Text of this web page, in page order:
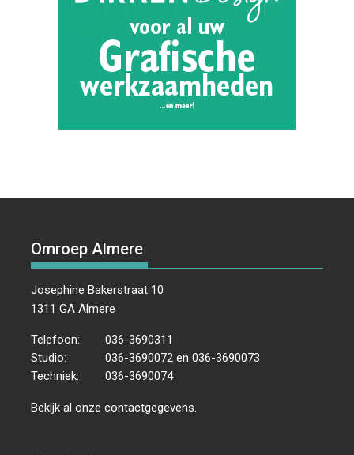
Omroep Almere
Josephine Bakerstraat 10
1311 GA Almere
Telefoon:
036-3690311
Studio:
036-3690072 en 036-3690073
Techniek:
036-3690074
Bekijk al onzecontactgegevens